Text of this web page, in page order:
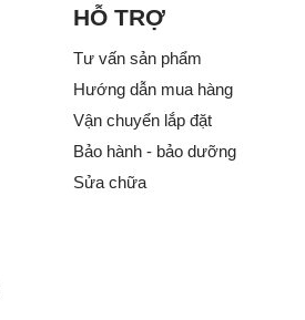
HỖ TRỢ
Tư vấn sản phẩm
Hướng dẫn mua hàng
Vận chuyển lắp đặt
Bảo hành - bảo dưỡng
Sửa chữa